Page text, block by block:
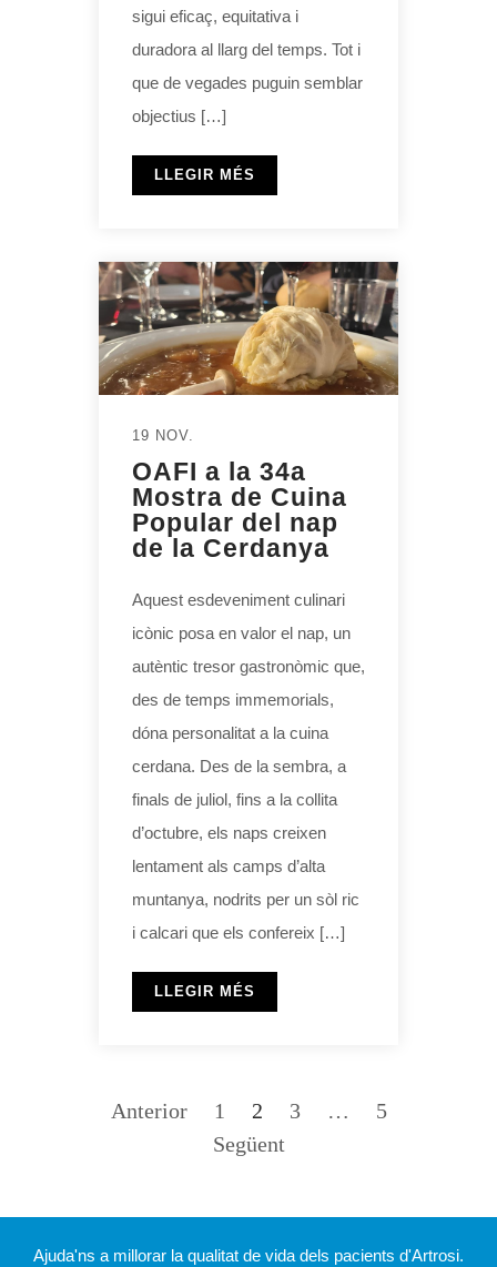
sigui eficaç, equitativa i
duradora al llarg del temps. Tot i
que de vegades puguin semblar
objectius […]
LLEGIR MÉS
19 NOV.
OAFI a la 34a
Mostra de Cuina
Popular del nap
de la Cerdanya
Aquest esdeveniment culinari
icònic posa en valor el nap, un
autèntic tresor gastronòmic que,
des de temps immemorials,
dóna personalitat a la cuina
cerdana. Des de la sembra, a
finals de juliol, fins a la collita
d’octubre, els naps creixen
lentament als camps d’alta
muntanya, nodrits per un sòl ric
i calcari que els confereix […]
LLEGIR MÉS
Anterior 1 2 3 …
5
Següent
Ajuda'ns a millorar la qualitat de vida dels pacients d'Artrosi.